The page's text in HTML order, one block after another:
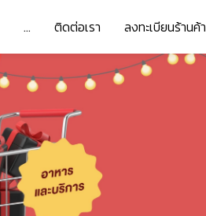
... ติดต่อเรา ลงทะเบียนร้านค้า